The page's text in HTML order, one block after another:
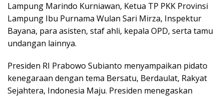
Lampung Marindo Kurniawan, Ketua TP PKK Provinsi
Lampung Ibu Purnama Wulan Sari Mirza, Inspektur
Bayana, para asisten, staf ahli, kepala OPD, serta tamu
undangan lainnya.
Presiden RI Prabowo Subianto menyampaikan pidato
kenegaraan dengan tema Bersatu, Berdaulat, Rakyat
Sejahtera, Indonesia Maju. Presiden menegaskan